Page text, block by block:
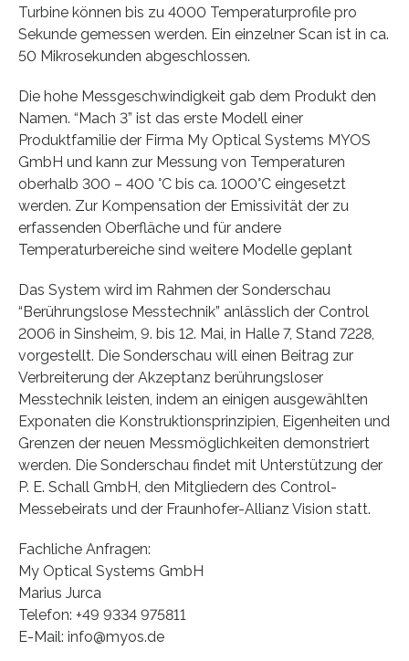
Turbine können bis zu 4000 Temperaturprofile pro
Sekunde gemessen werden. Ein einzelner Scan ist in ca.
50 Mikrosekunden abgeschlossen.
Die hohe Messgeschwindigkeit gab dem Produkt den
Namen. “Mach 3” ist das erste Modell einer
Produktfamilie der Firma My Optical Systems MYOS
GmbH und kann zur Messung von Temperaturen
oberhalb 300 – 400 °C bis ca. 1000°C eingesetzt
werden. Zur Kompensation der Emissivität der zu
erfassenden Oberfläche und für andere
Temperaturbereiche sind weitere Modelle geplant
Das System wird im Rahmen der Sonderschau
“Berührungslose Messtechnik” anlässlich der Control
2006 in Sinsheim, 9. bis 12. Mai, in Halle 7, Stand 7228,
vorgestellt. Die Sonderschau will einen Beitrag zur
Verbreiterung der Akzeptanz berührungsloser
Messtechnik leisten, indem an einigen ausgewählten
Exponaten die Konstruktionsprinzipien, Eigenheiten und
Grenzen der neuen Messmöglichkeiten demonstriert
werden. Die Sonderschau findet mit Unterstützung der
P. E. Schall GmbH, den Mitgliedern des Control-
Messebeirats und der Fraunhofer-Allianz Vision statt.
Fachliche Anfragen:
My Optical Systems GmbH
Marius Jurca
Telefon: +49 9334 975811
E-Mail: info@myos.de